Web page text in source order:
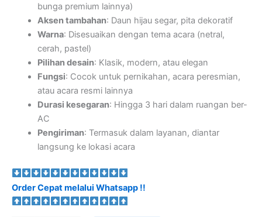
bunga premium lainnya)
Aksen tambahan: Daun hijau segar, pita dekoratif
Warna: Disesuaikan dengan tema acara (netral,
cerah, pastel)
Pilihan desain: Klasik, modern, atau elegan
Fungsi: Cocok untuk pernikahan, acara peresmian,
atau acara resmi lainnya
Durasi kesegaran: Hingga 3 hari dalam ruangan ber-
AC
Pengiriman: Termasuk dalam layanan, diantar
langsung ke lokasi acara
Order Cepat melalui Whatsapp !!